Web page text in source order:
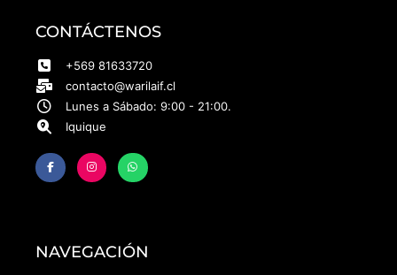
CONTÁCTENOS
+569 81633720
contacto@warilaif.cl
Lunes a Sábado: 9:00 - 21:00.
Iquique
NAVEGACIÓN